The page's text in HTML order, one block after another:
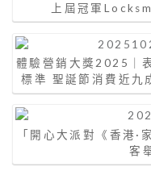
上屆冠軍
體驗營銷大獎2025｜
標準 聖誕節消費近九
「開心大派對《香港·
客